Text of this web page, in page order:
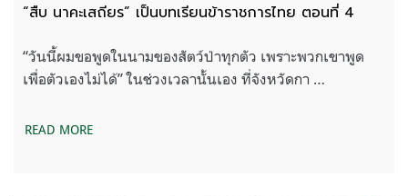
“สืบ นาคะเสถียร” เป็นบทเรียนข้าราชการไทย ตอนที่ 4
“วันนี้ผมขอพูดในนามของสัตว์ป่าทุกตัว เพราะพวกเขาพูด
เพื่อตัวเองไม่ได้” ในช่วงเวลานั้นเอง ที่จังหวัดกา …
READ MORE